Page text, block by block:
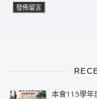
本會115學年